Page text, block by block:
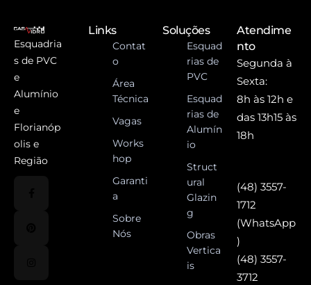
Esquadria
s de PVC
e
Alumínio
e
Florianóp
olis e
Região
Links
Contat
o
Área
Técnica
Vagas
Works
hop
Garanti
a
Sobre
Nós
Soluções
Esquad
rias de
PVC
Esquad
rias de
Alumín
io
Struct
ural
Glazin
g
Obras
Vertica
is
Atendime
nto
Segunda à
Sexta:
8h às 12h e
das 13h15 às
18h
(48) 3557-
1712
(WhatsApp
)
(48) 3557-
3712